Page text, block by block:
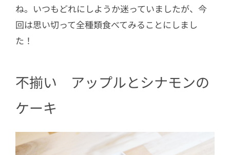
ね。いつもどれにしようか迷っていましたが、今
回は思い切って全種類食べてみることにしまし
た！
不揃い アップルとシナモンの
ケーキ